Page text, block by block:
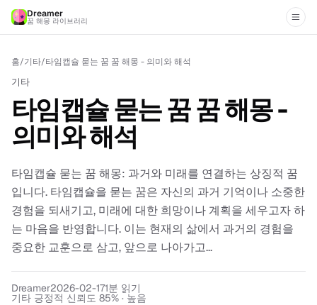
Dreamer
꿈 해몽 라이브러리
홈/기타/타임캡슐 묻는 꿈 꿈 해몽 - 의미와 해석
기타
타임캡슐 묻는 꿈 꿈 해몽 -
의미와 해석
타임캡슐 묻는 꿈 해몽: 과거와 미래를 연결하는 상징적 꿈
입니다. 타임캡슐을 묻는 꿈은 자신의 과거 기억이나 소중한
경험을 되새기고, 미래에 대한 희망이나 계획을 세우고자 하
는 마음을 반영합니다. 이는 현재의 삶에서 과거의 경험을
중요한 교훈으로 삼고, 앞으로 나아가고...
Dreamer2026-02-171분 읽기
기타 긍정적 신뢰도 85% · 높음